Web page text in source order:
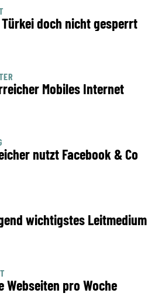
doch nicht gesperrt
Mobiles Internet
nutzt Facebook & Co
wichtigstes Leitmedium
Webseiten pro Woche